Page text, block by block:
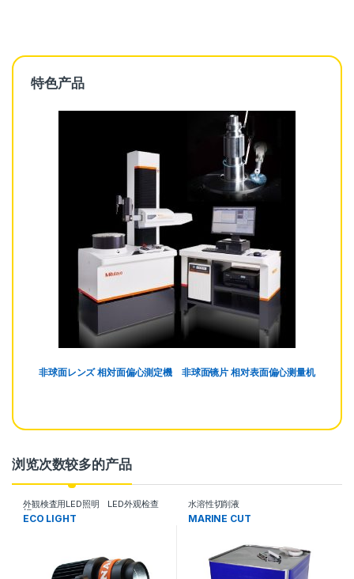
特色产品
非球面レンズ 相対面偏心測定機 非球面镜片 相对表面偏心测量机
浏览次数较多的产品
外観検査用LED照明 LED外观检查
灯
ECO LIGHT
水溶性切削液
MARINE CUT